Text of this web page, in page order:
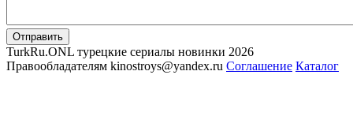
Отправить
TurkRu.ONL турецкие сериалы новинки 2026
Правообладателям kinostroys@yandex.ru Соглашение Каталог